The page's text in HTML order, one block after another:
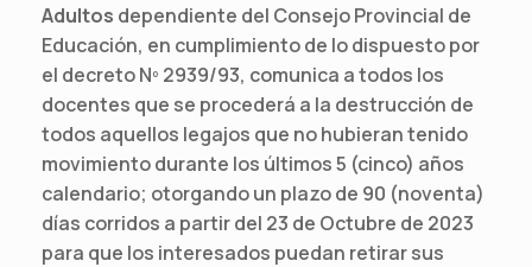
Adultos dependiente del Consejo Provincial de
Educación, en cumplimiento de lo dispuesto por
el decreto Nº 2939/93, comunica a todos los
docentes que se procederá a la destrucción de
todos aquellos legajos que no hubieran tenido
movimiento durante los últimos 5 (cinco) años
calendario; otorgando un plazo de 90 (noventa)
días corridos a partir del 23 de Octubre de 2023
para que los interesados puedan retirar sus